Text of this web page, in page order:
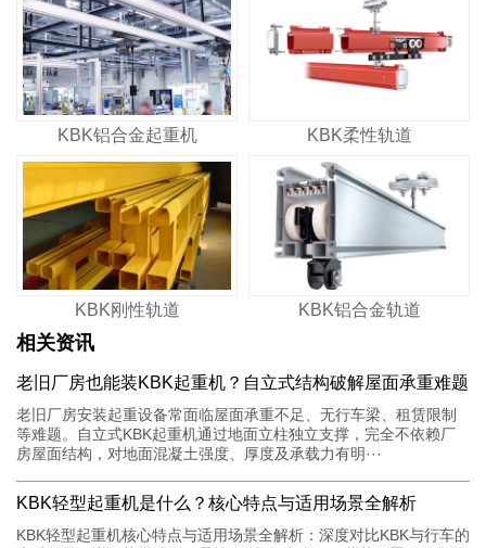
KBK铝合金起重机 KBK柔性轨道
KBK刚性轨道 KBK铝合金轨道
相关资讯
老旧厂房也能装KBK起重机？自立式结构破解屋面承重难题
老旧厂房安装起重设备常面临屋面承重不足、无行车梁、租赁限制
等难题。自立式KBK起重机通过地面立柱独立支撑，完全不依赖厂
房屋面结构，对地面混凝土强度、厚度及承载力有明···
KBK轻型起重机是什么？核心特点与适用场景全解析
KBK轻型起重机核心特点与适用场景全解析：深度对比KBK与行车的